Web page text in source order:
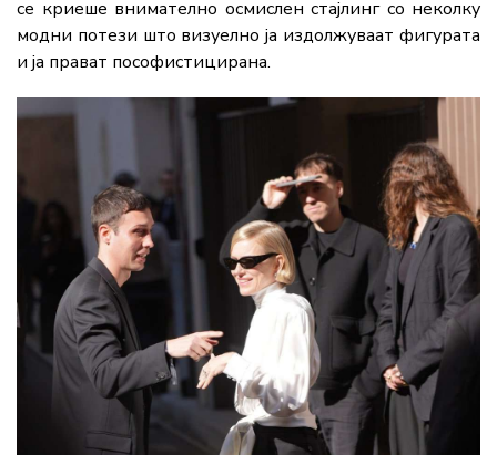
се криеше внимателно осмислен стајлинг со неколку
модни потези што визуелно ја издолжуваат фигурата
и ја прават пософистицирана.